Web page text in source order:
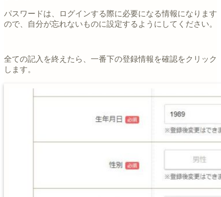
パスワードは、ログインする際に必要になる情報になります
ので、自分が忘れないものに設定するようにしてください。
全ての記入を終えたら、一番下の登録情報を確認をクリック
します。